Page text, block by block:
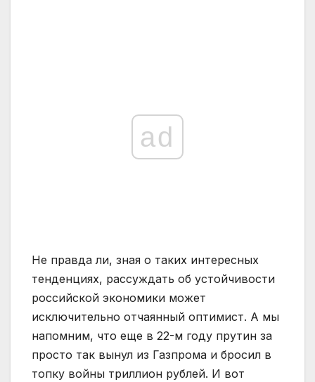
ad
Не правда ли, зная о таких интересных
тенденциях, рассуждать об устойчивости
российской экономики может
исключительно отчаянный оптимист. А мы
напомним, что еще в 22-м году прутин за
просто так вынул из Газпрома и бросил в
топку войны триллион рублей. И вот